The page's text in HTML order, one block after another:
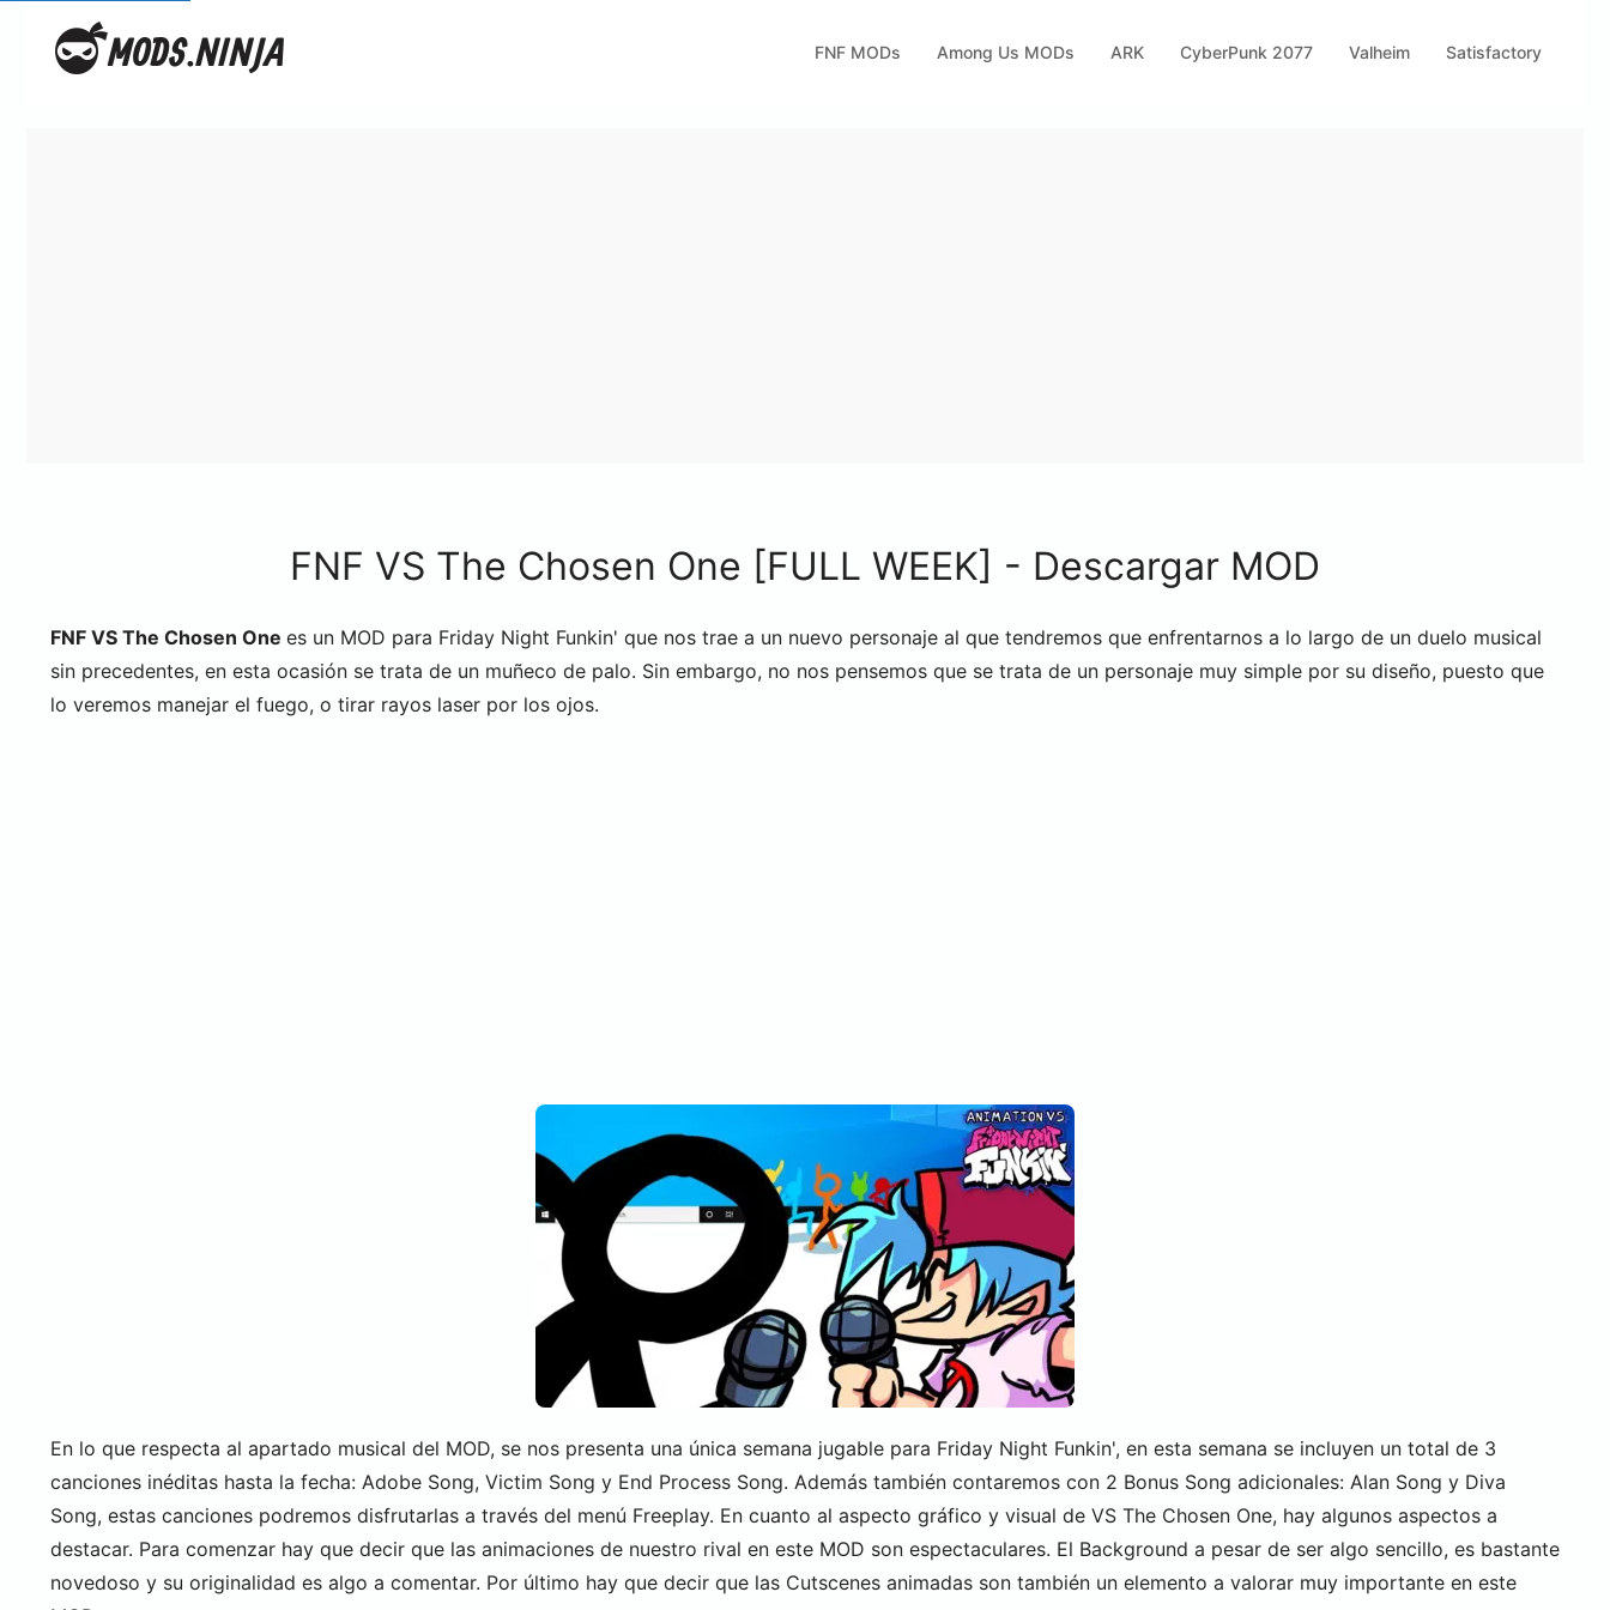
FNF MODs Among Us MODs ARK CyberPunk 2077 Valheim Satisfactory
FNF VS The Chosen One [FULL WEEK] - Descargar MOD
FNF VS The Chosen One es un MOD para Friday Night Funkin' que nos trae a un nuevo personaje al que tendremos que enfrentarnos a lo largo de un duelo musical
sin precedentes, en esta ocasión se trata de un muñeco de palo. Sin embargo, no nos pensemos que se trata de un personaje muy simple por su diseño, puesto que
lo veremos manejar el fuego, o tirar rayos laser por los ojos.
En lo que respecta al apartado musical del MOD, se nos presenta una única semana jugable para Friday Night Funkin', en esta semana se incluyen un total de 3
canciones inéditas hasta la fecha: Adobe Song, Victim Song y End Process Song. Además también contaremos con 2 Bonus Song adicionales: Alan Song y Diva
Song, estas canciones podremos disfrutarlas a través del menú Freeplay. En cuanto al aspecto gráfico y visual de VS The Chosen One, hay algunos aspectos a
destacar. Para comenzar hay que decir que las animaciones de nuestro rival en este MOD son espectaculares. El Background a pesar de ser algo sencillo, es bastante
novedoso y su originalidad es algo a comentar. Por último hay que decir que las Cutscenes animadas son también un elemento a valorar muy importante en este